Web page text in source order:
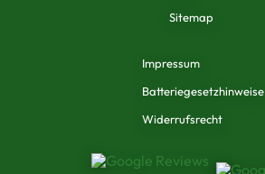
Sitemap
Impressum
Batteriegesetzhinweise
Widerrufsrecht